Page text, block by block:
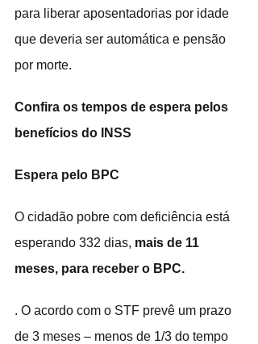
para liberar aposentadorias por idade
que deveria ser automática e pensão
por morte.
Confira os tempos de espera pelos
benefícios do INSS
Espera pelo BPC
O cidadão pobre com deficiência está
esperando 332 dias, mais de 11
meses, para receber o BPC.
. O acordo com o STF prevê um prazo
de 3 meses – menos de 1/3 do tempo